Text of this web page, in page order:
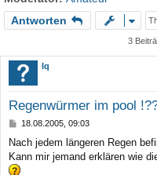
riff
Antworten
3
Iq
Regenwürmer im pool
B
i
t
r
18.08.2005, 09:03
Nach jedem längeren Regen
Kann mir jemand erklären wie